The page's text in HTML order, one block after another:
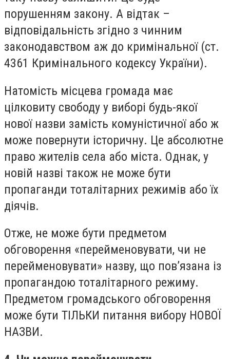
порушенням закону. А відтак –
відповідальність згідно з чинним
законодавством аж до кримінальної (ст.
4361 Кримінального кодексу України).
Натомість місцева громада має
цілковиту свободу у виборі будь-якої
нової назви замість комуністичної або ж
може повернути історичну. Це абсолютне
право жителів села або міста. Однак, у
новій назві також не може бути
пропаганди тоталітарних режимів або їх
діячів.
Отже, не може бути предметом
обговорення «перейменовувати, чи не
перейменовувати» назву, що пов’язана із
пропагандою тоталітарного режиму.
Предметом громадського обговорення
може бути ТІЛЬКИ питання вибору НОВОЇ
НАЗВИ.